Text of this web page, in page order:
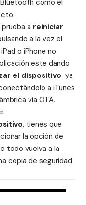
como el
a reiniciar
a la vez el
o iPhone no
este dando
el dispositivo ya
a iTunes
via OTA.
, tienes que
la opción de
todo vuelva a la
copia de seguridad